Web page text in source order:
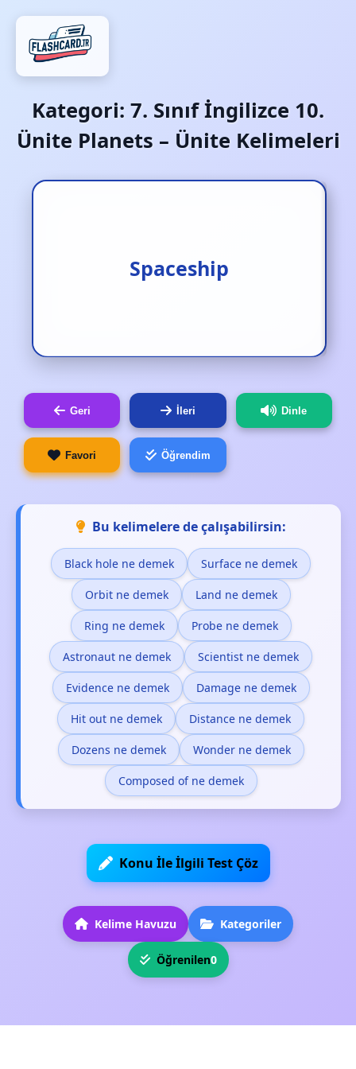
Kategori: 7. Sınıf İngilizce 10.
Ünite Planets – Ünite Kelimeleri
Spaceship
Uzay gemisi/ uzay aracı
Geri İleri Dinle
Favori Öğrendim
Bu kelimelere de çalışabilirsin:
Black hole ne demek Surface ne demek
Orbit ne demek Land ne demek
Ring ne demek Probe ne demek
Astronaut ne demek Scientist ne demek
Evidence ne demek Damage ne demek
Hit out ne demek Distance ne demek
Dozens ne demek Wonder ne demek
Composed of ne demek
Konu İle İlgili Test Çöz
Kelime Havuzu Kategoriler
Öğrenilen0